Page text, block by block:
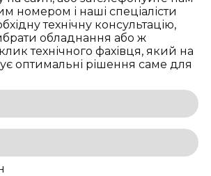
номером і наші спеціалісти
технічну консультацію,
обладнання або ж
технічного фахівця, який на
оптимальні рішення саме для